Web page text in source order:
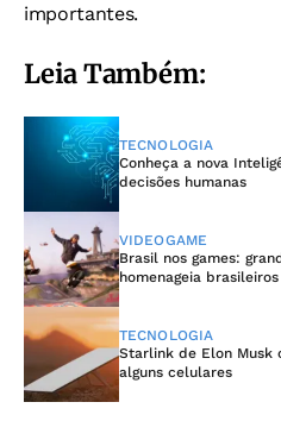
importantes.
Leia Também:
TECNOLOGIA
Conheça a nova
decisões humanas
VIDEOGAME
Brasil nos games:
homenageia brasileiros
TECNOLOGIA
Starlink de Elon Musk
alguns celulares